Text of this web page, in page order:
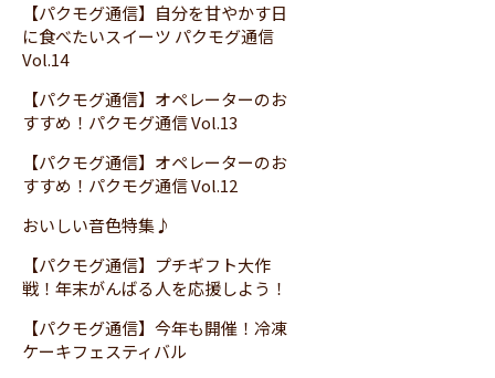
【パクモグ通信】自分を甘やかす日
に食べたいスイーツ パクモグ通信
Vol.14
【パクモグ通信】オペレーターのお
すすめ！パクモグ通信 Vol.13
【パクモグ通信】オペレーターのお
すすめ！パクモグ通信 Vol.12
おいしい音色特集♪
【パクモグ通信】プチギフト大作
戦！年末がんばる人を応援しよう！
【パクモグ通信】今年も開催！冷凍
ケーキフェスティバル